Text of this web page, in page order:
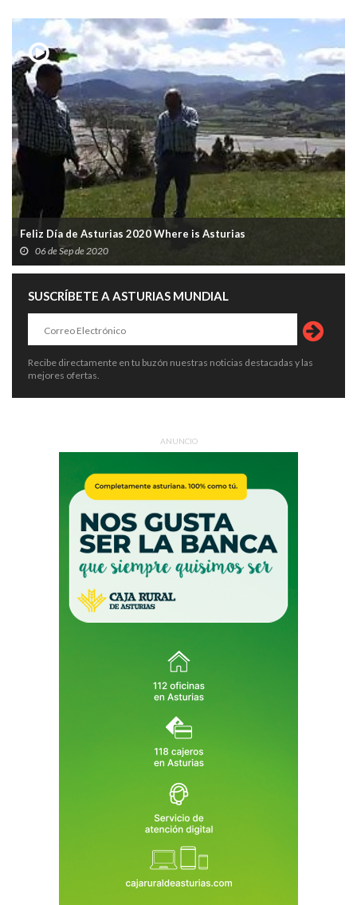
Feliz Día de Asturias 2020 Where is Asturias
06 de Sep de 2020
SUSCRÍBETE A ASTURIAS MUNDIAL
Recibe directamente en tu buzón nuestras noticias destacadas y las
mejores ofertas.
ANUNCIO